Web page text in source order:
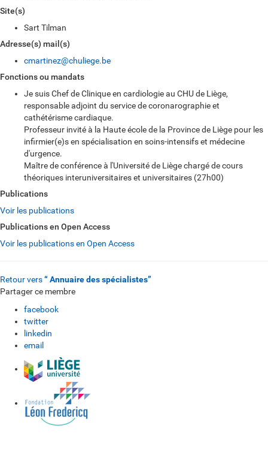
Site(s)
Sart Tilman
Adresse(s) mail(s)
cmartinez@chuliege.be
Fonctions ou mandats
Je suis Chef de Clinique en cardiologie au CHU de Liège,
responsable adjoint du service de coronarographie et
cathétérisme cardiaque.
Professeur invité à la Haute école de la Province de Liège pour les
infirmier(e)s en spécialisation en soins-intensifs et médecine
d'urgence.
Maître de conférence à l'Université de Liège chargé de cours
théoriques interuniversitaires et universitaires (27h00)
Publications
Voir les publications
Publications en Open Access
Voir les publications en Open Access
Retour vers“ Annuaire des spécialistes”
Partager ce membre
facebook
twitter
linkedin
email